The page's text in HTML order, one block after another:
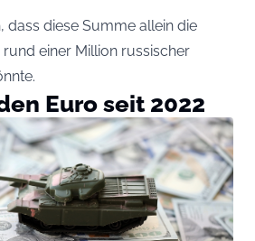
dass diese Summe allein die
einer Million russischer
Euro seit 2022